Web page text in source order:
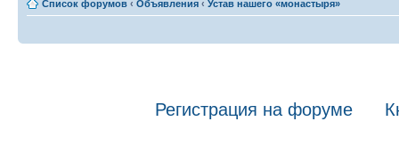
Список форумов ‹ Объявления ‹ Устав нашего «монастыря»
Регистрация на форуме